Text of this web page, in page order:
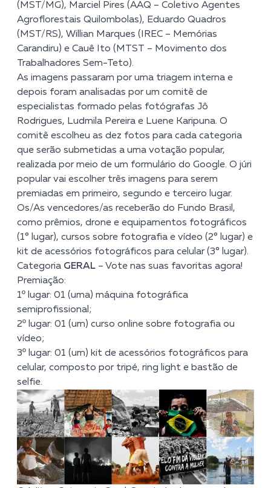
(MST/MG), Marciel Pires (AAQ – Coletivo Agentes
Agroflorestais Quilombolas), Eduardo Quadros
(MST/RS), Willian Marques (IREC – Memórias
Carandiru) e Cauê Ito (MTST – Movimento dos
Trabalhadores Sem-Teto).
As imagens passaram por uma triagem interna e
depois foram analisadas por um comitê de
especialistas formado pelas fotógrafas Jô
Rodrigues, Ludmila Pereira e Luene Karipuna. O
comitê escolheu as dez fotos para cada categoria
que serão submetidas a uma votação popular,
realizada por meio de um formulário do Google. O júri
popular vai escolher três imagens para serem
premiadas em primeiro, segundo e terceiro lugar.
Os/As vencedores/as receberão do Fundo Brasil,
como prêmios, drone e equipamentos fotográficos
(1° lugar), cursos sobre fotografia e vídeo (2° lugar) e
kit de acessórios fotográficos para celular (3° lugar).
Categoria GERAL – Vote nas suas favoritas agora!
Premiação:
1º lugar: 01 (uma) máquina fotográfica
semiprofissional;
2º lugar: 01 (um) curso online sobre fotografia ou
vídeo;
3º lugar: 01 (um) kit de acessórios fotográficos para
celular, composto por tripé, ring light e bastão de
selfie.